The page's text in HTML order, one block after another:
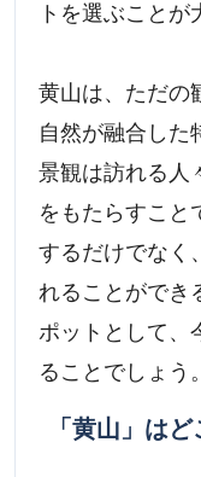
トを選ぶことが
黄山は、ただの
自然が融合した
景観は訪れる人
をもたらすこと
するだけでなく
れることができ
ポットとして、
ることでしょう。
「黄山」は